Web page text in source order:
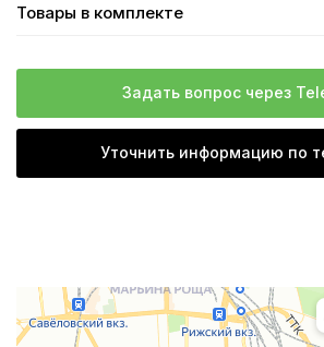
Товары в комплекте
Задать вопрос через
Уточнить информацию по